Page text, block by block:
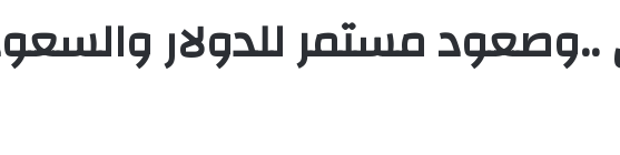
..وصعود مستمر للدولار